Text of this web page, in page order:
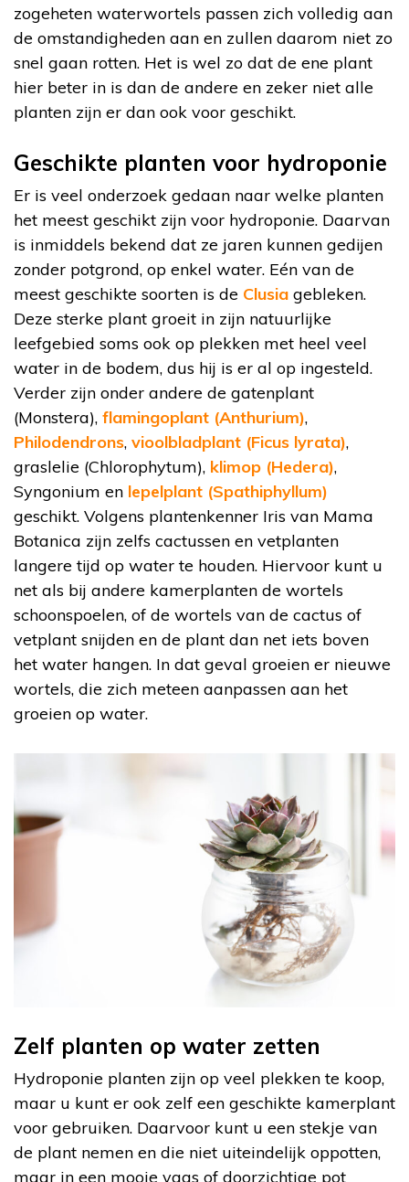
zogeheten waterwortels passen zich volledig aan
de omstandigheden aan en zullen daarom niet zo
snel gaan rotten. Het is wel zo dat de ene plant
hier beter in is dan de andere en zeker niet alle
planten zijn er dan ook voor geschikt.
Geschikte planten voor hydroponie
Er is veel onderzoek gedaan naar welke planten
het meest geschikt zijn voor hydroponie. Daarvan
is inmiddels bekend dat ze jaren kunnen gedijen
zonder potgrond, op enkel water. Eén van de
meest geschikte soorten is de Clusia gebleken.
Deze sterke plant groeit in zijn natuurlijke
leefgebied soms ook op plekken met heel veel
water in de bodem, dus hij is er al op ingesteld.
Verder zijn onder andere de gatenplant
(Monstera), flamingoplant (Anthurium),
Philodendrons, vioolbladplant (Ficus lyrata),
graslelie (Chlorophytum), klimop (Hedera),
Syngonium en lepelplant (Spathiphyllum)
geschikt. Volgens plantenkenner Iris van Mama
Botanica zijn zelfs cactussen en vetplanten
langere tijd op water te houden. Hiervoor kunt u
net als bij andere kamerplanten de wortels
schoonspoelen, of de wortels van de cactus of
vetplant snijden en de plant dan net iets boven
het water hangen. In dat geval groeien er nieuwe
wortels, die zich meteen aanpassen aan het
groeien op water.
Zelf planten op water zetten
Hydroponie planten zijn op veel plekken te koop,
maar u kunt er ook zelf een geschikte kamerplant
voor gebruiken. Daarvoor kunt u een stekje van
de plant nemen en die niet uiteindelijk oppotten,
maar in een mooie vaas of doorzichtige pot